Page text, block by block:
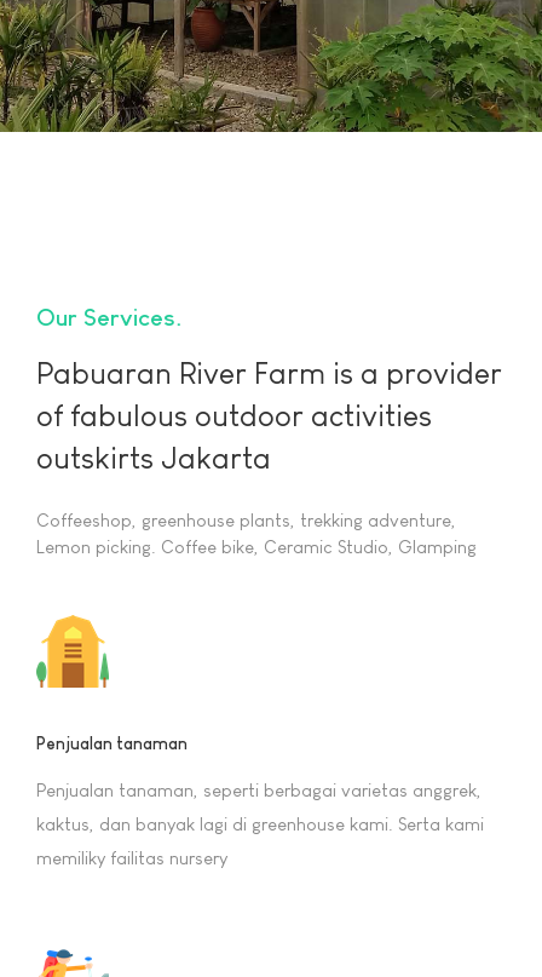
Our Services
Pabuaran River Farm is a provider
of fabulous outdoor activities
outskirts Jakarta
Coffeeshop, greenhouse plants, trekking adventure,
Lemon picking. Coffee bike, Ceramic Studio, Glamping
Penjualan tanaman
Penjualan tanaman, seperti berbagai varietas anggrek,
kaktus, dan banyak lagi di greenhouse kami. Serta kami
memiliky failitas nursery